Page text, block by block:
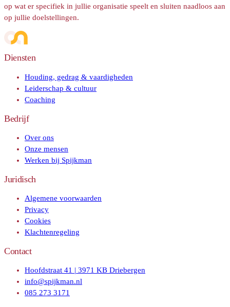
op wat er specifiek in jullie organisatie speelt en sluiten naadloos aan
op jullie doelstellingen.
Diensten
Houding, gedrag & vaardigheden
Leiderschap & cultuur
Coaching
Bedrijf
Over ons
Onze mensen
Werken bij Spijkman
Juridisch
Algemene voorwaarden
Privacy
Cookies
Klachtenregeling
Contact
Hoofdstraat 41 | 3971 KB Driebergen
info@spijkman.nl
085 273 3171